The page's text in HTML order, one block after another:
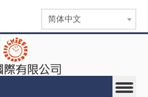
简体中文